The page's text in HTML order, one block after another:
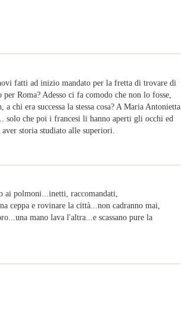
fatti ad inizio mandato per la fretta di trovare di
Roma? Adesso ci fa comodo che non lo fosse,
chi era successa la stessa cosa? A Maria Antonietta
solo che poi i francesi li hanno aperti gli occhi ed
storia studiato alle superiori.
ai polmoni...inetti, raccomandati,
ceppa e rovinare la città...non cadranno mai,
mano lava l'altra...e scassano pure la